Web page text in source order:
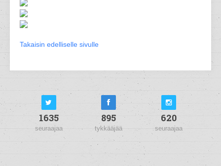
Takaisin edelliselle sivulle
1635
seuraajaa
895
tykkääjää
620
seuraajaa